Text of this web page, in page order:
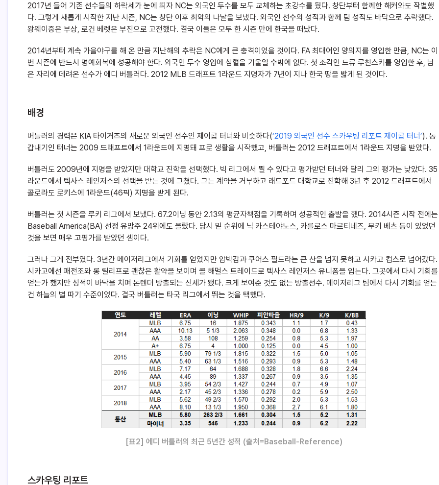
2017년 들어 기존 선수들의 하락세가 눈에 띄자 NC는 외국인 투수를 모두 교체하는 초강수를 뒀다. 창단부터 함께한 해커와도 작별했
다. 그렇게 새롭게 시작한 지난 시즌, NC는 창단 이후 최악의 나날을 보냈다. 외국인 선수의 성적과 함께 팀 성적도 바닥으로 추락했다.
왕웨이중은 부상, 로건 베렛은 부진으로 고전했다. 결국 이들은 모두 한 시즌 만에 한국을 떠났다.
2014년부터 계속 가을야구를 해 온 만큼 지난해의 추락은 NC에게 큰 충격이었을 것이다. FA 최대어인 양의지를 영입한 만큼, NC는 이
번 시즌에 반드시 명예회복에 성공해야 한다. 외국인 투수 영입에 심혈을 기울일 수밖에 없다. 첫 조각인 드류 루친스키를 영입한 후, 남
은 자리에 데려온 선수가 에디 버틀러다. 2012 MLB 드래프트 1라운드 지명자가 7년이 지나 한국 땅을 밟게 된 것이다.
배경
버틀러의 경력은 KIA 타이거즈의 새로운 외국인 선수인 제이콥 터너와 비슷하다(‘2019 외국인 선수 스카우팅 리포트 제이콥 터너’). 동
갑내기인 터너는 2009 드래프트에서 1라운드에 지명돼 프로 생활을 시작했고, 버틀러는 2012 드래프트에서 1라운드 지명을 받았다.
버틀러도 2009년에 지명을 받았지만 대학교 진학을 선택했다. 빅 리그에서 뛸 수 있다고 평가받던 터너와 달리 그의 평가는 낮았다. 35
라운드에서 텍사스 레인저스의 선택을 받는 것에 그쳤다. 그는 계약을 거부하고 래드포드 대학교로 진학해 3년 후 2012 드래프트에서
콜로라도 로키스에 1라운드(46픽) 지명을 받게 된다.
버틀러는 첫 시즌을 루키 리그에서 보냈다. 67.2이닝 동안 2.13의 평균자책점을 기록하며 성공적인 출발을 했다. 2014시즌 시작 전에는
Baseball America(BA) 선정 유망주 24위에도 올랐다. 당시 밑 순위에 닉 카스테야노스, 카를로스 마르티네즈, 무키 베츠 등이 있었던
것을 보면 매우 고평가를 받았던 셈이다.
그러나 그게 전부였다. 3년간 메이저리그에서 기회를 얻었지만 압박감과 쿠어스 필드라는 큰 산을 넘지 못하고 시카고 컵스로 넘어갔다.
시카고에선 패전조와 롱 릴리프로 괜찮은 활약을 보이며 콜 해멀스 트레이드로 텍사스 레인저스 유니폼을 입는다. 그곳에서 다시 기회를
얻는가 했지만 성적이 바닥을 치며 논텐더 방출되는 신세가 됐다. 크게 보여준 것도 없는 방출선수. 메이저리그 팀에서 다시 기회를 얻는
건 하늘의 별 따기 수준이었다. 결국 버틀러는 타국 리그에서 뛰는 것을 택했다.
[표2] 에디 버틀러의 최근 5년간 성적 (출처=Baseball-Reference)
스카우팅 리포트